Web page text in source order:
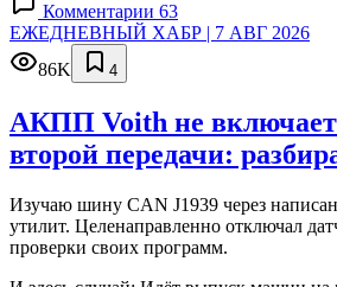
Комментарии 63
ЕЖЕДНЕВНЫЙ ХАБР | 7 АВГ 2026
86K
4
АКПП Voith не
второй передачи:
Изучаю шину CAN J1939 через
утилит. Целенаправленно отключал
проверки своих программ.